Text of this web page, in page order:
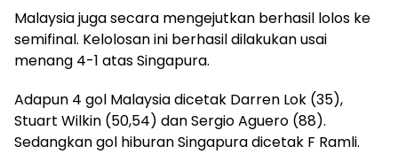
Malaysia juga secara mengejutkan berhasil lolos ke
semifinal. Kelolosan ini berhasil dilakukan usai
menang 4-1 atas Singapura.
Adapun 4 gol Malaysia dicetak Darren Lok (35),
Stuart Wilkin (50,54) dan Sergio Aguero (88).
Sedangkan gol hiburan Singapura dicetak F Ramli.